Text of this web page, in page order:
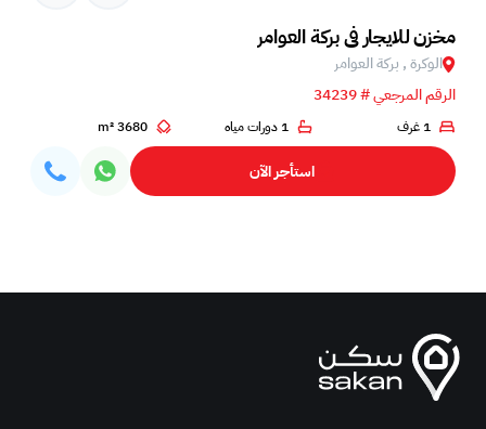
مخزن للايجار في بركة العوامر
الوكرة , بركة العوامر‎
الرقم المرجعي # 34239
1 غرف 1 دورات مياه 3680 m²
استأجر الآن